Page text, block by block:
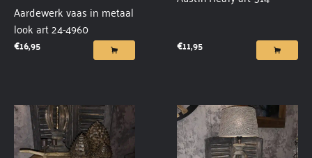
Aardewerk vaas in metaal
look art 24-4960
€16,95 €11,95